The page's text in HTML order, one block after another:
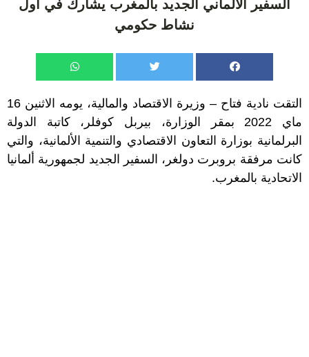
السفير الألماني الجديد بالمغرب يشارك في أول
نشاط حكومي
التقت نادية فتاح – وزيرة الاقتصاد والمالية، يومه الاثنين 16
ماي 2022 بمقر الوزارة، بيربل كوفلر، كاتبة الدولة
البرلمانية بوزارة التعاون الاقتصادي والتنمية الألمانية، والتي
كانت مرفقة بروبرت دولغر، السفير الجديد لجمهورية ألمانيا
الاتحادية بالمغرب.